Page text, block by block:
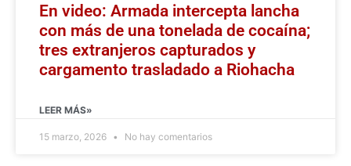
En video: Armada intercepta lancha
con más de una tonelada de cocaína;
tres extranjeros capturados y
cargamento trasladado a Riohacha
LEER MÁS»
15 marzo, 2026 No hay comentarios